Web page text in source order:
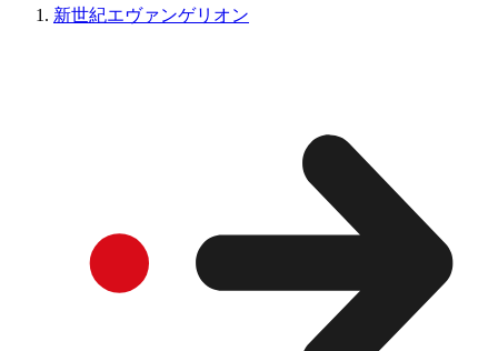
新世紀エヴァンゲリオン